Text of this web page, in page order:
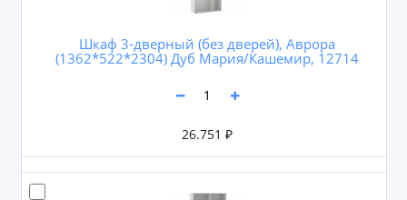
Шкаф 3-дверный (без дверей), Аврора
(1362*522*2304) Дуб Мария/Кашемир, 12714
26.751 ₽